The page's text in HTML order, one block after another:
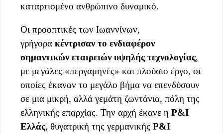
καταρτισμένο ανθρώπινο δυναμικό.
Οι προοπτικές των Ιωαννίνων,
γρήγορα κέντρισαν το ενδιαφέρον
σημαντικών εταιρειών υψηλής τεχνολογίας,
με μεγάλες «περγαμηνές» και πλούσιο έργο, οι
οποίες έκαναν το μεγάλο βήμα να επενδύσουν
σε μια μικρή, αλλά γεμάτη ζωντάνια, πόλη της
ελληνικής επαρχίας. Την αρχή έκανε η P&I
Ελλάς, θυγατρική της γερμανικής P&I